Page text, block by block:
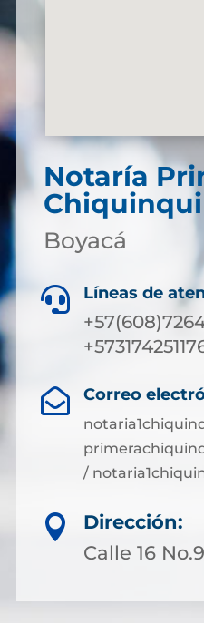
Notaría
Boyacá
 Líneas de
 Correo
/

Dirección:
Calle 16